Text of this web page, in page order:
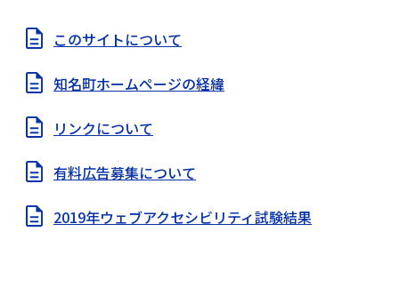
このサイトについて
知名町ホームページの経緯
リンクについて
有料広告募集について
2019年ウェブアクセシビリティ試験結果